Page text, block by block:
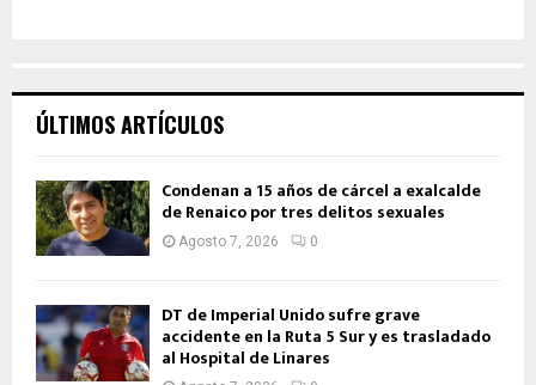
ÚLTIMOS ARTÍCULOS
Condenan a 15 años de cárcel a exalcalde
de Renaico por tres delitos sexuales
Agosto 7, 2026 0
DT de Imperial Unido sufre grave
accidente en la Ruta 5 Sur y es trasladado
al Hospital de Linares